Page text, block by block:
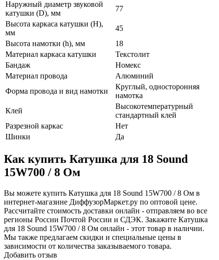
Наружный диаметр звуковой
катушки (D), мм
77
Высота каркаса катушки (H),
мм
45
Высота намотки (h), мм
18
Материал каркаса катушки
Текстолит
Бандаж
Номекс
Материал провода
Алюминий
Форма провода и вид намотки
Круглый, односторонняя
намотка
Клей
Высокотемпературный
стандартный клей
Разрезной каркас
Нет
Шинки
Да
Как купить Катушка для 18 Sound
15W700 / 8 Ом
Вы можете купить Катушка для 18 Sound 15W700 / 8 Ом в
интернет-магазине ДиффузорМаркет.ру по оптовой цене.
Рассчитайте стоимость доставки онлайн - отправляем во все
регионы России Почтой России и СДЭК. Закажите Катушка
для 18 Sound 15W700 / 8 Ом онлайн - этот товар в наличии.
Мы также предлагаем скидки и специальные цены в
зависимости от количества заказываемого товара.
Добавить отзыв